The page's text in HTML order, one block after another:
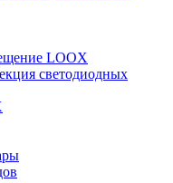
LOOX
светодиодных